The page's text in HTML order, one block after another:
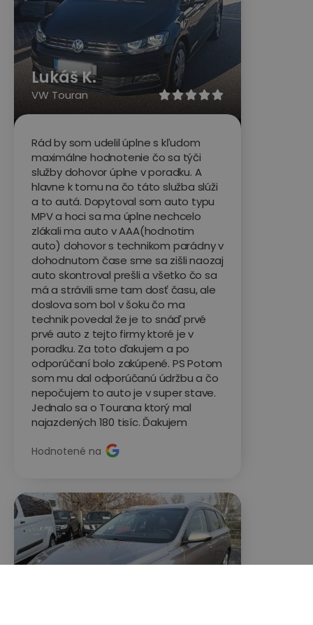
 
Lukáš K.
VW Touran
Rád by som udelil úplne s kľudom
maximálne hodnotenie čo sa týči
služby dohovor úplne v poradku. A
hlavne k tomu na čo táto služba slúži
a to autá. Dopytoval som auto typu
MPV a hoci sa ma úplne nechcelo
zlákali ma auto v AAA(hodnotim
auto) dohovor s technikom parádny v
dohodnutom čase sme sa zišli naozaj
auto skontroval prešli a všetko čo sa
má a strávili sme tam dosť času, ale
doslova som bol v šoku čo ma
technik povedal že je to snáď prvé
prvé auto z tejto firmy ktoré je v
poradku. Za toto ďakujem a po
odporúčaní bolo zakúpené. PS Potom
som mu dal odporúčanú údržbu a čo
nepočujem to auto je v super stave.
Jednalo sa o Tourana ktorý mal
najazdených 180 tisíc. Ďakujem
Hodnotené na